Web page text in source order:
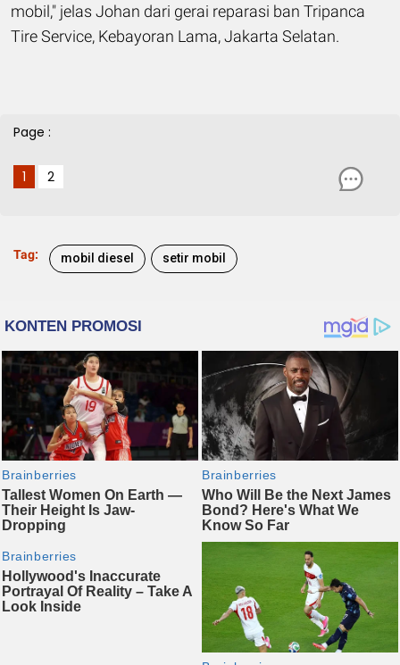
mobil," jelas Johan dari gerai reparasi ban Tripanca
Tire Service, Kebayoran Lama, Jakarta Selatan.
Page :
1 2
Tag: mobil diesel setir mobil